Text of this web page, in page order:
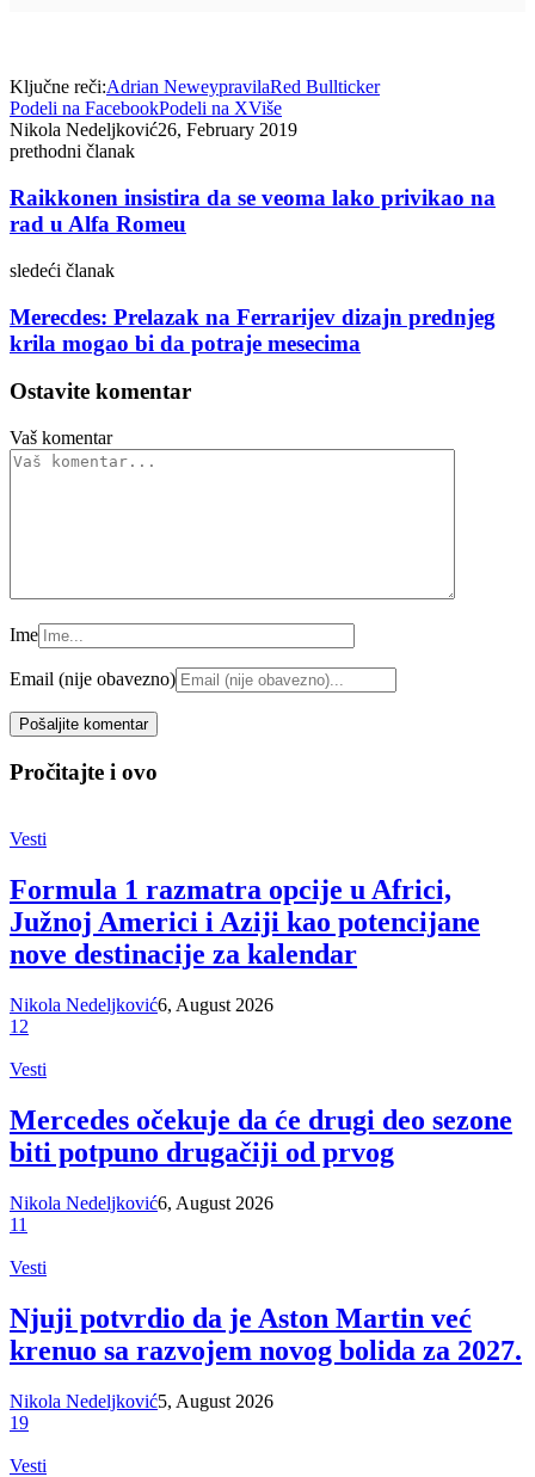
Ključne reči:Adrian NeweypravilaRed Bullticker
Podeli na FacebookPodeli na XViše
Nikola Nedeljković26, February 2019
prethodni članak
Raikkonen insistira da se veoma lako privikao na
rad u Alfa Romeu
sledeći članak
Merecdes: Prelazak na Ferrarijev dizajn prednjeg
krila mogao bi da potraje mesecima
Ostavite komentar
Vaš komentar
Ime
Email (nije obavezno)
Pročitajte i ovo
Vesti
Formula 1 razmatra opcije u Africi,
Južnoj Americi i Aziji kao potencijane
nove destinacije za kalendar
Nikola Nedeljković6, August 2026
12
Vesti
Mercedes očekuje da će drugi deo sezone
biti potpuno drugačiji od prvog
Nikola Nedeljković6, August 2026
11
Vesti
Njuji potvrdio da je Aston Martin već
krenuo sa razvojem novog bolida za 2027.
Nikola Nedeljković5, August 2026
19
Vesti